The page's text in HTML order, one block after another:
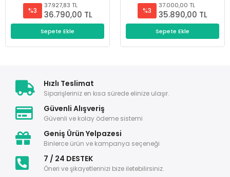
%3
37.927,83 TL
36.790,00 TL
Sepete Ekle
%3
37.000,00 TL
35.890,00 TL
Sepete Ekle
Hızlı Teslimat
Siparişleriniz en kısa sürede elinize ulaşır.
Güvenli Alışveriş
Güvenli ve kolay ödeme sistemi
Geniş Ürün Yelpazesi
Binlerce ürün ve kampanya seçeneği
7 / 24 DESTEK
Öneri ve şikayetlerinizi bize iletebilirsiniz.